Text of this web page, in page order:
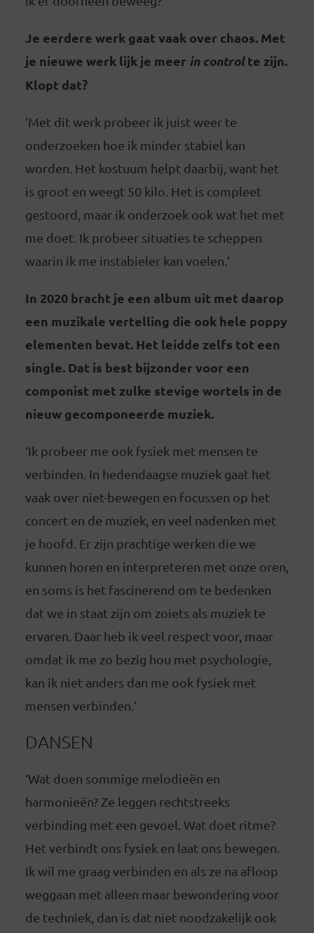
Je eerdere werk gaat vaak over chaos. Met
je nieuwe werk lijk je meer in controlte zijn.
Klopt dat?
‘Met dit werk probeer ik juist weer te
onderzoeken hoe ik minder stabiel kan
worden. Het kostuum helpt daarbij, want het
is groot en weegt 50 kilo. Het is compleet
gestoord, maar ik onderzoek ook wat het met
me doet. Ik probeer situaties te scheppen
waarin ik me instabieler kan voelen.’
In 2020 bracht je een album uit met daarop
een muzikale vertelling die ook hele poppy
elementen bevat. Het leidde zelfs tot een
single. Dat is best bijzonder voor een
componist met zulke stevige wortels in de
nieuw gecomponeerde muziek.
‘Ik probeer me ook fysiek met mensen te
verbinden. In hedendaagse muziek gaat het
vaak over niet-bewegen en focussen op het
concert en de muziek, en veel nadenken met
je hoofd. Er zijn prachtige werken die we
kunnen horen en interpreteren met onze oren,
en soms is het fascinerend om te bedenken
dat we in staat zijn om zoiets als muziek te
ervaren. Daar heb ik veel respect voor, maar
omdat ik me zo bezig hou met psychologie,
kan ik niet anders dan me ook fysiek met
mensen verbinden.’
DANSEN
‘Wat doen sommige melodieën en
harmonieën? Ze leggen rechtstreeks
verbinding met een gevoel. Wat doet ritme?
Het verbindt ons fysiek en laat ons bewegen.
Ik wil me graag verbinden en als ze na afloop
weggaan met alleen maar bewondering voor
de techniek, dan is dat niet noodzakelijk ook